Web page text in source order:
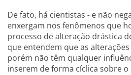
De fato, há cientistas - e não
enxergam nos fenômenos que
processo de alteração drástica
que entendem que as
porém não têm qualquer
inserem de forma cíclica sobre o